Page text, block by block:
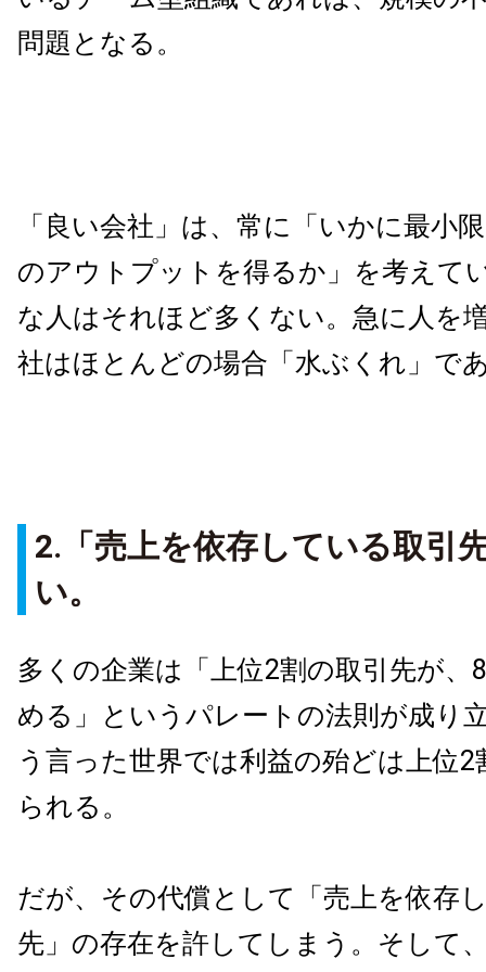
問題となる。
「良い会社」は、常に「いかに最小
のアウトプットを得るか」を考えて
な人はそれほど多くない。急に人を
社はほとんどの場合「水ぶくれ」で
2.「売上を依存している取引
い。
多くの企業は「上位2割の取引先が、
める」というパレートの法則が成り
う言った世界では利益の殆どは上位
られる。
だが、その代償として「売上を依存
先」の存在を許してしまう。そして